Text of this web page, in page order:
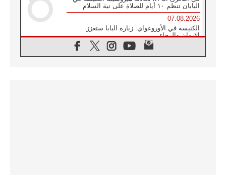
اليابان تنظم ١٠ أيام للصلاة على نية السلام
07.08.2026
الكنيسة في الأوروغواي: زيارة البابا ستعزز
الإيمان والرجاء
الاجتماع الشهري للمطارنة الموارنة